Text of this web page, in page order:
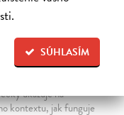
SÚHLASÍM
ukazuje na
kontextu, jak funguje